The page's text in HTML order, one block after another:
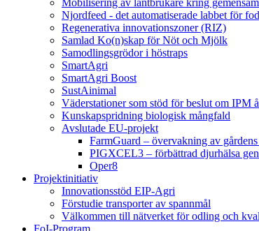
Mobilisering av lantbrukare kring
Njordfeed - det automatiserade labbet för
Regenerativa innovationszoner (RIZ)
Samlad Ko(n)skap för Nöt och Mjölk
Samodlingsgrödor i höstraps
SmartAgri
SmartAgri Boost
SustAinimal
Väderstationer som stöd för beslut om IPM
Kunskapspridning biologisk mångfald
Avslutade EU-projekt
FarmGuard – övervakning av gårdens
PIGXCEL3 – förbättrad djurhälsa
Oper8
Projektinitiativ
Innovationsstöd EIP-Agri
Förstudie transporter av spannmål
Välkommen till nätverket för odling och
FoI-Program